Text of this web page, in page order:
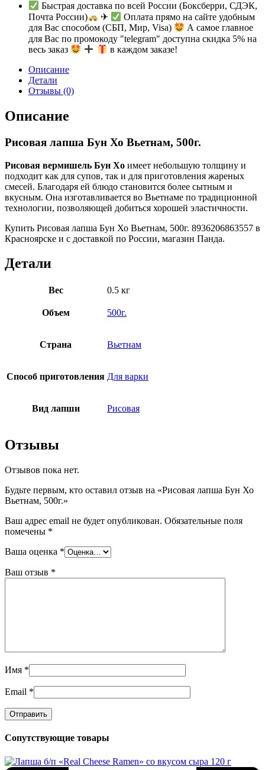
Быстрая доставка по всей России (Боксберри, СДЭК,
Почта России)
✈
Оплата прямо на сайте удобным
для Вас способом (СБП, Мир, Visa)
А самое главное
для Вас по промокоду "telegram" доступна скидка 5% на
весь заказ
в каждом заказе!
Описание
Детали
Отзывы (0)
Описание
Рисовая лапша Бун Хо Вьетнам, 500г.
Рисовая вермишель Бун Хо имеет небольшую толщину и
подходит как для супов, так и для приготовления жареных
смесей. Благодаря ей блюдо становится более сытным и
вкусным. Она изготавливается во Вьетнаме по традиционной
технологии, позволяющей добиться хорошей эластичности.
Купить Рисовая лапша Бун Хо Вьетнам, 500г. 8936206863557 в
Красноярске и с доставкой по России, магазин Панда.
Детали
Вес 0.5 кг
Объем 500г.
Страна Вьетнам
Способ приготовления Для варки
Вид лапши Рисовая
Отзывы
Отзывов пока нет.
Будьте первым, кто оставил отзыв на «Рисовая лапша Бун Хо
Вьетнам, 500г.»
Ваш адрес email не будет опубликован. Обязательные поля
помечены *
Ваша оценка *
Ваш отзыв *
Имя *
Email *
Сопутствующие товары